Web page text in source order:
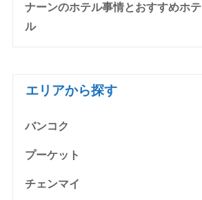
ナーンのホテル事情とおすすめホテ
ル
エリアから探す
バンコク
プーケット
チェンマイ